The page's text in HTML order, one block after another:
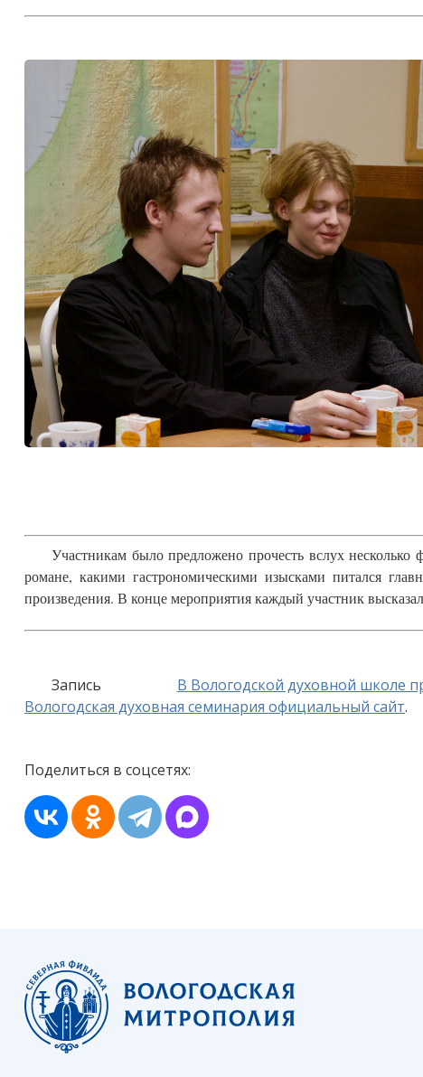
Участникам было предложено прочесть вслух
романе, какими гастрономическими изысками питался
произведения. В конце мероприятия каждый участник
Запись В Вологодской духовной школе
Вологодская духовная семинария официальный сайт.
Поделиться в соцсетях: